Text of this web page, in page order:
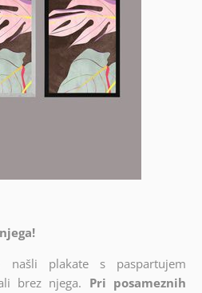
plakate s paspartujem
brez njega. Pri posameznih